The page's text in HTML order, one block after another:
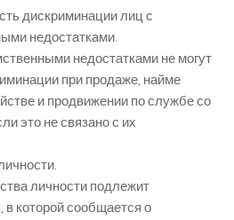
дискриминации лиц с
недостатками.
недостатками не могут
при продаже, найме
и продвижении по службе со
это не связано с их
личности подлежит
которой сообщается о